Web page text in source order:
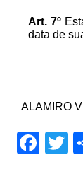
Art.7º
data de
ALAMIRO